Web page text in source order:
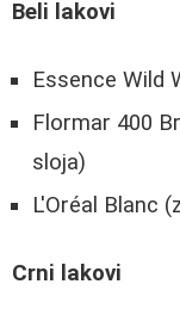
Beli lakovi
Essence Wild
Flormar 400
sloja)
L'Oréal Blanc
Crni lakovi